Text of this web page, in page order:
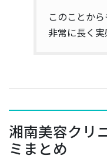
このことか
非常に長く実
湘南美容クリ
ミまとめ